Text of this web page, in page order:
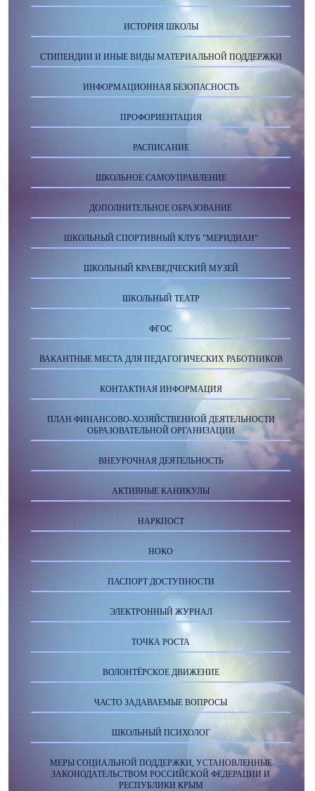
ИСТОРИЯ ШКОЛЫ
СТИПЕНДИИ И ИНЫЕ ВИДЫ МАТЕРИАЛЬНОЙ ПОДДЕРЖКИ
ИНФОРМАЦИОННАЯ БЕЗОПАСНОСТЬ
ПРОФОРИЕНТАЦИЯ
РАСПИСАНИЕ
ШКОЛЬНОЕ САМОУПРАВЛЕНИЕ
ДОПОЛНИТЕЛЬНОЕ ОБРАЗОВАНИЕ
ШКОЛЬНЫЙ СПОРТИВНЫЙ КЛУБ "МЕРИДИАН"
ШКОЛЬНЫЙ КРАЕВЕДЧЕСКИЙ МУЗЕЙ
ШКОЛЬНЫЙ ТЕАТР
ФГОС
ВАКАНТНЫЕ МЕСТА ДЛЯ ПЕДАГОГИЧЕСКИХ РАБОТНИКОВ
КОНТАКТНАЯ ИНФОРМАЦИЯ
ПЛАН ФИНАНСОВО-ХОЗЯЙСТВЕННОЙ ДЕЯТЕЛЬНОСТИ
ОБРАЗОВАТЕЛЬНОЙ ОРГАНИЗАЦИИ
ВНЕУРОЧНАЯ ДЕЯТЕЛЬНОСТЬ
АКТИВНЫЕ КАНИКУЛЫ
НАРКПОСТ
НОКО
ПАСПОРТ ДОСТУПНОСТИ
ЭЛЕКТРОННЫЙ ЖУРНАЛ
ТОЧКА РОСТА
ВОЛОНТЁРСКОЕ ДВИЖЕНИЕ
ЧАСТО ЗАДАВАЕМЫЕ ВОПРОСЫ
ШКОЛЬНЫЙ ПСИХОЛОГ
МЕРЫ СОЦИАЛЬНОЙ ПОДДЕРЖКИ, УСТАНОВЛЕННЫЕ
ЗАКОНОДАТЕЛЬСТВОМ РОССИЙСКОЙ ФЕДЕРАЦИИ И
РЕСПУБЛИКИ КРЫМ